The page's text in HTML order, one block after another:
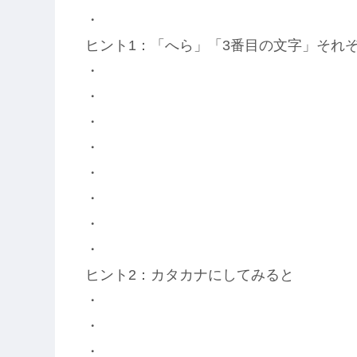
・
ヒント1：「へら」「3番目の文字」それ
・
・
・
・
・
・
・
・
ヒント2：カタカナにしてみると
・
・
・